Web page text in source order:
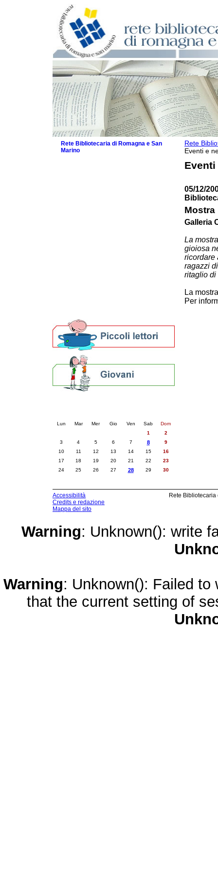
Rete
Eventi e
Eventi
05/12/
Mostra
Galleria
La
gioiosa
ricordare
ragazzi
ritaglio di
La
Per
Rete Bibliotecaria di Romagna e San
Marino
Lun Mar Mer Gio Ven Sab
Dom
1
2
3
4 5 6 7 8
9
10
11 12 13 14 15
16
17
18 19 20 21 22
23
24
25 26 27 28 29 30
Accessibilità
Credits e redazione
Mappa del sito
Rete
Warning: Unknown(): write
Warning: Unknown(): Failed
that the current setting of